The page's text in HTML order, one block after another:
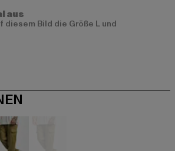
aus
diesem Bild die Größe L und